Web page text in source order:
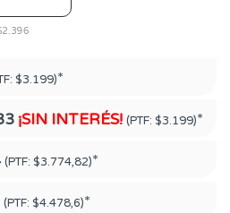
$3.199)*
¡SIN INTERÉS! (PTF: $3.199)*
(PTF: $3.774,82)*
(PTF: $4.478,6)*